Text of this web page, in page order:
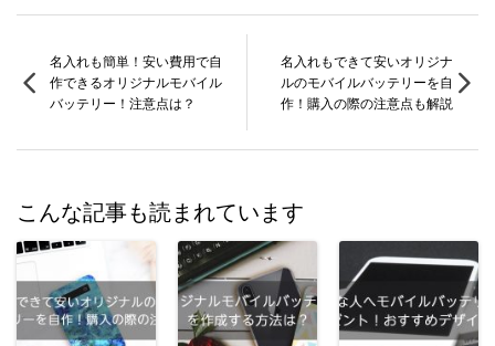
名入れも簡単！安い費用で自
作できるオリジナルモバイル
バッテリー！注意点は？
名入れもできて安いオリジナ
ルのモバイルバッテリーを自
作！購入の際の注意点も解説
こんな記事も読まれています